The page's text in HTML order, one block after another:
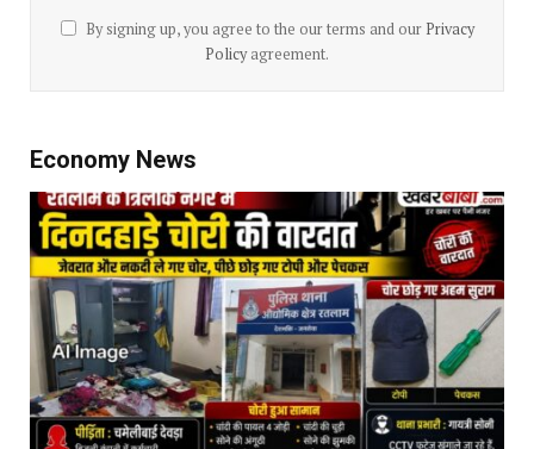
By signing up, you agree to the our terms and our Privacy
Policyagreement.
Economy News